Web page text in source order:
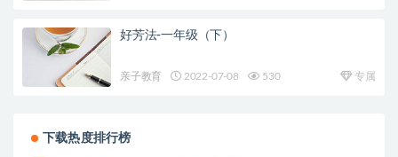
好芳法-一年级（下）
亲子教育 2022-07-08 530 专属
下载热度排行榜